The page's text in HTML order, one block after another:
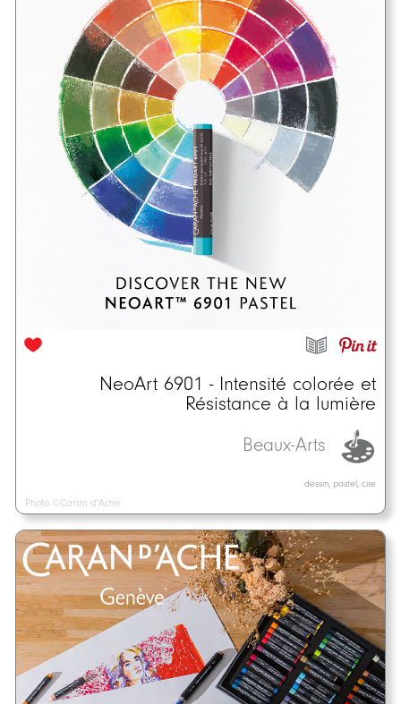
NeoArt 6901 - Intensité colorée et
Résistance à la lumière
Beaux-Arts
dessin, pastel, cire
Photo ©Caran d'Ache